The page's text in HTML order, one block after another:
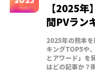
【2025
間PVラン
2025年の熊本
キングTOP5や
とアワード」を
はどの記事か？